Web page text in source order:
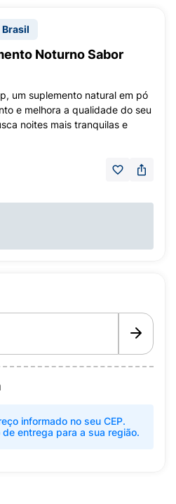
Noturno Sabor
um suplemento natural em pó
e melhora a qualidade do seu
noites mais tranquilas e
informado no seu CEP.
entrega para a sua região.